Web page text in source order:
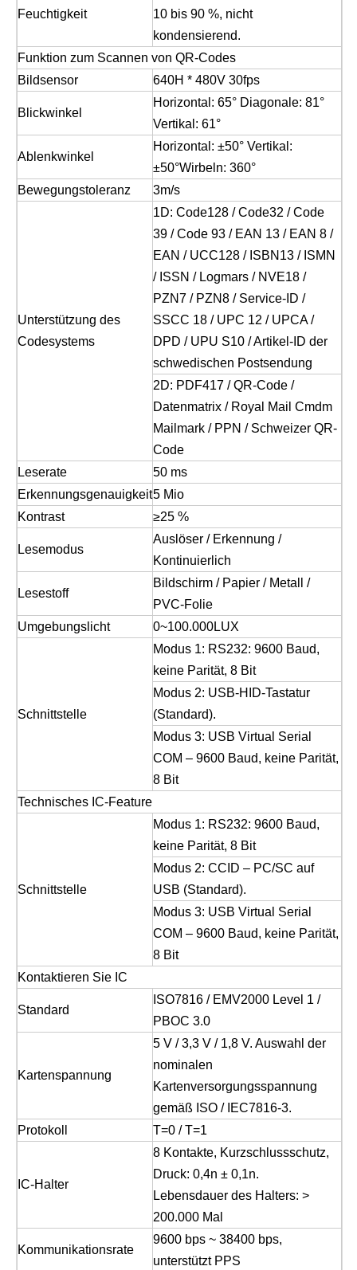
Feuchtigkeit
10 bis 90 %, nicht
kondensierend.
Funktion zum Scannen von QR-Codes
Bildsensor
640H * 480V 30fps
Blickwinkel
Horizontal: 65° Diagonale: 81°
Vertikal: 61°
Ablenkwinkel
Horizontal: ±50° Vertikal:
±50°Wirbeln: 360°
Bewegungstoleranz
3m/s
Unterstützung des
Codesystems
1D: Code128 / Code32 / Code
39 / Code 93 / EAN 13 / EAN 8 /
EAN / UCC128 / ISBN13 / ISMN
/ ISSN / Logmars / NVE18 /
PZN7 / PZN8 / Service-ID /
SSCC 18 / UPC 12 / UPCA /
DPD / UPU S10 / Artikel-ID der
schwedischen Postsendung
2D: PDF417 / QR-Code /
Datenmatrix / Royal Mail Cmdm
Mailmark / PPN / Schweizer QR-
Code
Leserate
50 ms
Erkennungsgenauigkeit5 Mio
Kontrast
≥25 %
Lesemodus
Auslöser / Erkennung /
Kontinuierlich
Lesestoff
Bildschirm / Papier / Metall /
PVC-Folie
Umgebungslicht
0~100.000LUX
Schnittstelle
Modus 1: RS232: 9600 Baud,
keine Parität, 8 Bit
Modus 2: USB-HID-Tastatur
(Standard).
Modus 3: USB Virtual Serial
COM – 9600 Baud, keine Parität,
8 Bit
Technisches IC-Feature
Schnittstelle
Modus 1: RS232: 9600 Baud,
keine Parität, 8 Bit
Modus 2: CCID – PC/SC auf
USB (Standard).
Modus 3: USB Virtual Serial
COM – 9600 Baud, keine Parität,
8 Bit
Kontaktieren Sie IC
Standard
ISO7816 / EMV2000 Level 1 /
PBOC 3.0
Kartenspannung
5 V / 3,3 V / 1,8 V. Auswahl der
nominalen
Kartenversorgungsspannung
gemäß ISO / IEC7816-3.
Protokoll
T=0 / T=1
IC-Halter
8 Kontakte, Kurzschlussschutz,
Druck: 0,4n ± 0,1n.
Lebensdauer des Halters: >
200.000 Mal
Kommunikationsrate
9600 bps ~ 38400 bps,
unterstützt PPS